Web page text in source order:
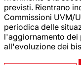
previsti. Rientrano
Commissioni UVM/
periodica delle
l'aggiornamento
all'evoluzione dei